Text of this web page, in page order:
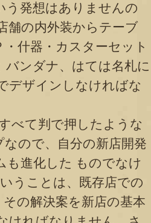
う発想はありませんの
舗の内外装からテーブ
什器・カスターセット
バンダナ、はては名札に
デザインしなければな
べて判で押したような
ので、自分の新店開発
も進化した ものでなけ
うことは、既存店での
の解決案を新店の基本